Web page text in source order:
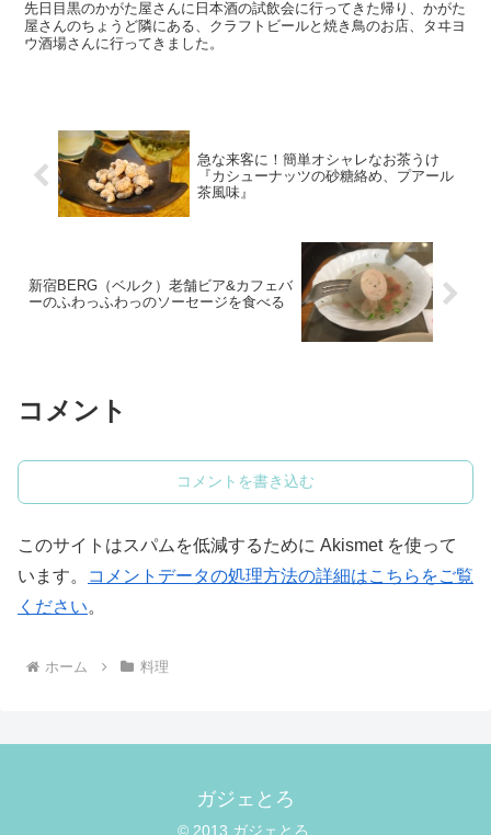
先日目黒のかがた屋さんに日本酒の試飲会に行ってきた帰り、かがた
屋さんのちょうど隣にある、クラフトビールと焼き鳥のお店、タヰヨ
ウ酒場さんに行ってきました。
急な来客に！簡単オシャレなお茶うけ
『カシューナッツの砂糖絡め、プアール
茶風味』
新宿BERG（ベルク）老舗ビア&カフェバ
ーのふわっふわっのソーセージを食べる
コメント
コメントを書き込む
このサイトはスパムを低減するために Akismet を使って
います。
コメントデータの処理方法の詳細はこちらをご覧
ください。
ホーム 料理
ガジェとろ
© 2013 ガジェとろ.